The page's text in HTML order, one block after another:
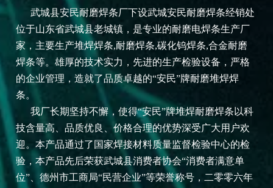
武城县安民耐磨焊条厂下设武城安民耐磨焊条经销处
位于山东省武城县老城镇，是专业的耐磨电焊条生产厂
家，主要生产堆焊焊条,耐磨焊条,碳化钨焊条,合金耐磨
焊条等。雄厚的技术实力，先进的生产检验设备，严格
的企业管理，造就了品质卓越的“安民”牌耐磨堆焊焊
条。
我厂长期坚持不懈，使得“安民”牌堆焊耐磨焊条以科
技含量高、品质优良、价格合理的优势深受广大用户欢
迎。本产品通过了国家焊接材料质量监督检验中心的检
验，本产品先后荣获武城县消费者协会“消费者满意单
位”、德州市工商局“民营企业”等荣誉称号，二零零六年